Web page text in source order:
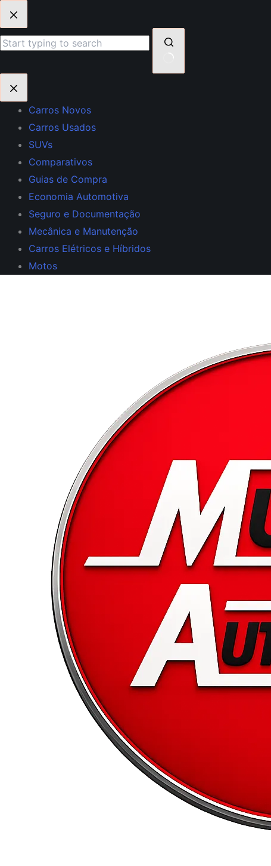
para
o
resultados
Carros Novos
Carros Usados
SUVs
Comparativos
Guias de Compra
Economia Automotiva
Seguro e Documentação
Mecânica e Manutenção
Carros Elétricos e Híbridos
Motos